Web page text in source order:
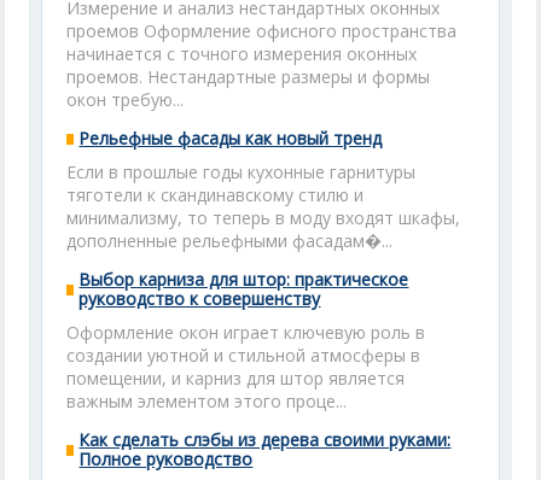
Измерение и анализ нестандартных оконных
проемов Оформление офисного пространства
начинается с точного измерения оконных
проемов. Нестандартные размеры и формы
окон требую...
Рельефные фасады как новый тренд
Если в прошлые годы кухонные гарнитуры
тяготели к скандинавскому стилю и
минимализму, то теперь в моду входят шкафы,
дополненные рельефными фасадам�...
Выбор карниза для штор: практическое
руководство к совершенству
Оформление окон играет ключевую роль в
создании уютной и стильной атмосферы в
помещении, и карниз для штор является
важным элементом этого проце...
Как сделать слэбы из дерева своими руками:
Полное руководство